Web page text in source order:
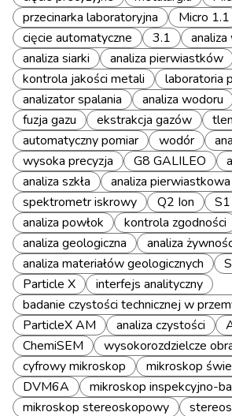
przecinarka laboratoryjna
Micro 1.1
cięcie automatyczne
3.1
analiza siarki
analiza pierwiastków
kontrola jakości metali
laboratoria
analizator spalania
analiza wodoru
fuzja gazu
ekstrakcja gazów tlen
automatyczny pomiar
wodór
wysoka precyzja
G8 GALILEO
analiza szkła
analiza pierwiastkowa
spektrometr iskrowy
Q2 Ion
analiza powłok
kontrola zgodności
analiza geologiczna
analiza
analiza materiałów geologicznych
Particle X
interfejs analityczny
badanie czystości technicznej w
ParticleX AM
analiza czystości
ChemiSEM
wysokorozdzielcze
cyfrowy mikroskop
mikroskop
DVM6A
mikroskop inspekcyjno-
mikroskop stereoskopowy